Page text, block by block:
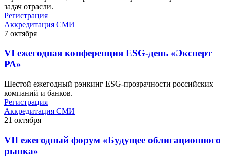
задач отрасли.
Регистрация
Аккредитация СМИ
7 октября
VI ежегодная конференция ESG-день «Эксперт
РА»
Шестой ежегодный рэнкинг ESG-прозрачности российских
компаний и банков.
Регистрация
Аккредитация СМИ
21 октября
VII ежегодный форум «Будущее облигационного
рынка»